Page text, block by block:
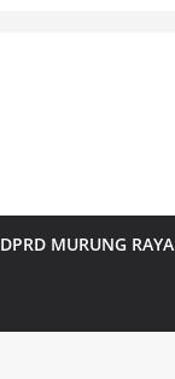
DPRD MURUNG RAYA